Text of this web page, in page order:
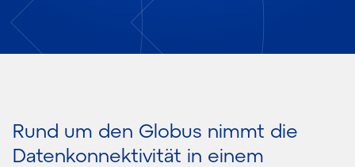
Rund um den Globus nimmt die
Datenkonnektivität in einem